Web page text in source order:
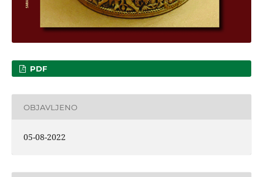
PDF
OBJAVLJENO
05-08-2022